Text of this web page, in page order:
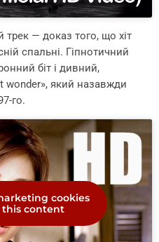
трек — доказ того, що хіт
спальні. Гіпнотичний
біт і дивний,
wonder», який назавжди
го.
cookies
content